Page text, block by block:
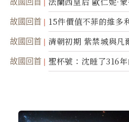
故國回首 15件價值不菲的維多
故國回首 清朝初期 紫禁城與凡
故國回首
聖杯號：沈睡了316
糾紛